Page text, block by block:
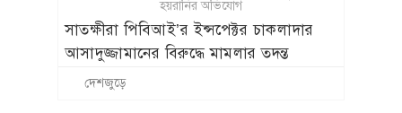
সাতক্ষীরা পিবিআই’র ইন্সপেক্টর চাকলাদার
আসাদুজ্জামানের বিরুদ্ধে মামলার তদন্ত
বানিজ্যর নামে বেপরোয়া ঘুষ বানিজ্য ও
দেশজুড়ে